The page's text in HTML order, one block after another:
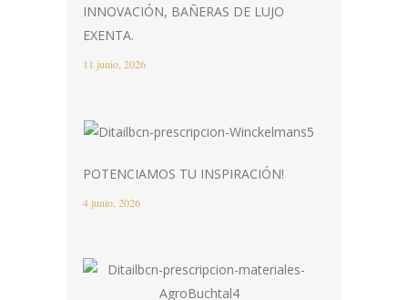
INNOVACIÓN, BAÑERAS DE LUJO
EXENTA.
11 junio, 2026
POTENCIAMOS TU INSPIRACIÓN!
4 junio, 2026